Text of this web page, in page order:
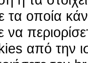
τα οποία
να
από την